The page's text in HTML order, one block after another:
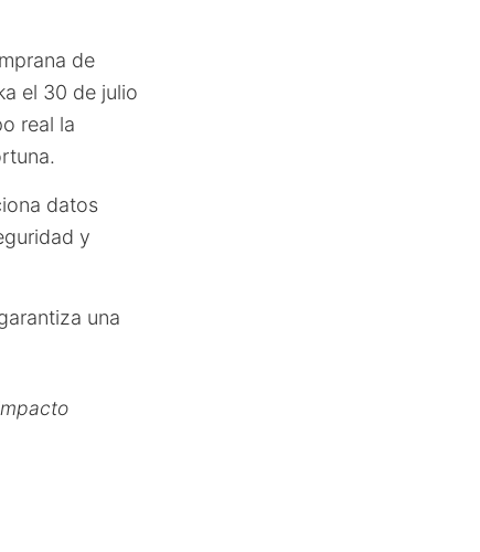
de
el 30 de julio
real la
datos
y
una